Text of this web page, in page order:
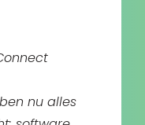
nu alles